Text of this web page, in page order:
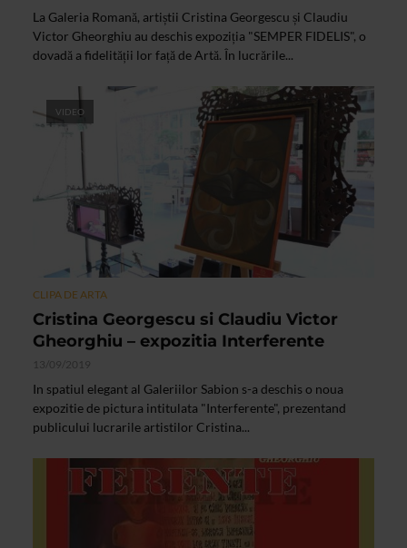
La Galeria Romană, artiștii Cristina Georgescu și Claudiu
Victor Gheorghiu au deschis expoziția "SEMPER FIDELIS", o
dovadă a fidelității lor față de Artă. În lucrările...
VIDEO
CLIPA DE ARTA
Cristina Georgescu si Claudiu Victor
Gheorghiu – expozitia Interferente
13/09/2019
In spatiul elegant al Galeriilor Sabion s-a deschis o noua
expozitie de pictura intitulata "Interferente", prezentand
publicului lucrarile artistilor Cristina...